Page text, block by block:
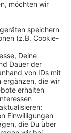
der
niemand
und